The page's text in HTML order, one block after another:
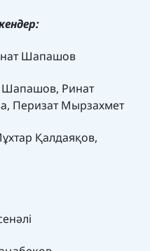
Шапашов
Шапашов, Ринат
Перизат Мырзахмет
Қалдаяқов,